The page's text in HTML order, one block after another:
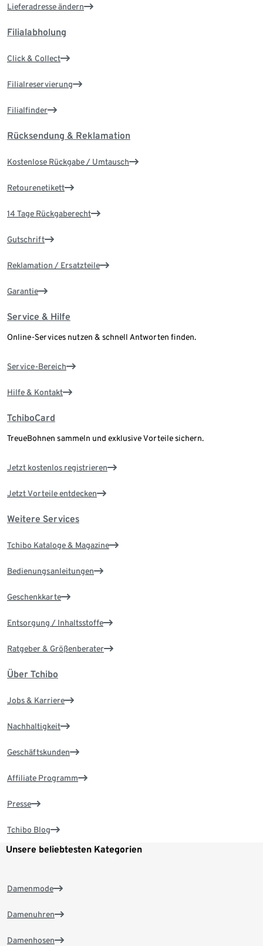
Lieferadresse ändern
Filialabholung
Click & Collect
Filialreservierung
Filialfinder
Rücksendung & Reklamation
Kostenlose Rückgabe / Umtausch
Retourenetikett
14 Tage Rückgaberecht
Gutschrift
Reklamation / Ersatzteile
Garantie
Service & Hilfe
Online-Services nutzen & schnell Antworten finden.
Service-Bereich
Hilfe & Kontakt
TchiboCard
TreueBohnen sammeln und exklusive Vorteile sichern.
Jetzt kostenlos registrieren
Jetzt Vorteile entdecken
Weitere Services
Tchibo Kataloge & Magazine
Bedienungsanleitungen
Geschenkkarte
Entsorgung / Inhaltsstoffe
Ratgeber & Größenberater
Über Tchibo
Jobs & Karriere
Nachhaltigkeit
Geschäftskunden
Affiliate Programm
Presse
Tchibo Blog
Unsere beliebtesten Kategorien
Damenmode
Damenuhren
Damenhosen